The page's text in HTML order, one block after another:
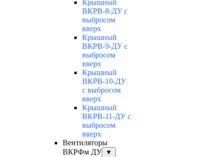
Крышный
ВКРВ-8-ДУ с
выбросом
вверх
Крышный
ВКРВ-9-ДУ с
выбросом
вверх
Крышный
ВКРВ-10-ДУ
с выбросом
вверх
Крышный
ВКРВ-11-ДУ с
выбросом
вверх
Вентиляторы
ВКРФм ДУ
▼